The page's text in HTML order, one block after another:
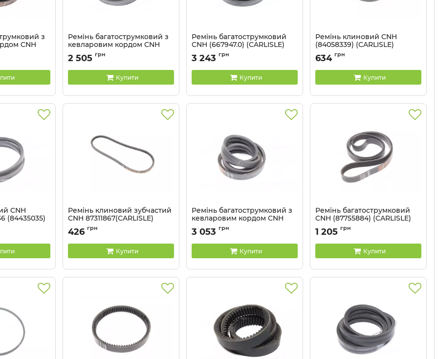
з
CNH
Ремінь багатострумковий з
кевларовим кордом CNH
(1541699C1)(CARLISLE)
Артикул:
2 505 грн
Купити
Ремінь багатострумковий
CNH (667947.0) (CARLISLE)
Артикул: 2RHB125
3 243 грн
Купити
Ремінь клиновий CNH
(84058339) (CARLISLE)
Артикул: HB45
634 грн
Купити
CNH
(84435035)
Ремінь клиновий зубчастий
CNH 87311867(CARLISLE)
Артикул: AX35
426 грн
Купити
Ремінь багатострумковий з
кевларовим кордом CNH
2R16F32 (80230057)(CARLISLE)
Артикул:
3 053 грн
Купити
Ремінь багатострумковий
CNH (87755884) (CARLISLE)
Артикул: 8РК-2005
1 205 грн
Купити